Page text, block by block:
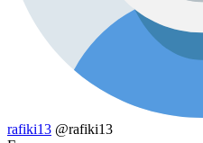
rafiki13 @rafiki13